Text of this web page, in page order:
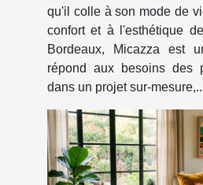
qu'il colle à son mode de
confort et à l'esthétique
Bordeaux, Micazza est
répond aux besoins des
dans un projet sur-